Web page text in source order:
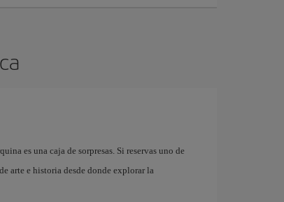
es una caja de sorpresas. Si reservas uno de
arte e historia desde donde explorar la